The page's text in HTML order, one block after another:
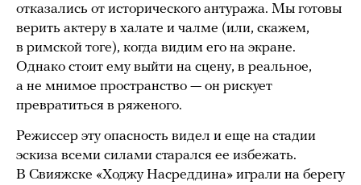
отказались от исторического антуража. Мы готовы
верить актеру в халате и чалме (или, скажем,
в римской тоге), когда видим его на экране.
Однако стоит ему выйти на сцену, в реальное,
а не мнимое пространство — он рискует
превратиться в ряженого.
Режиссер эту опасность видел и еще на стадии
эскиза всеми силами старался ее избежать.
В Свияжске «Ходжу Насреддина» играли на берегу